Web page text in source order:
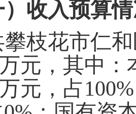
）收入预算
攀枝花市仁
元，其中：
元，占100%